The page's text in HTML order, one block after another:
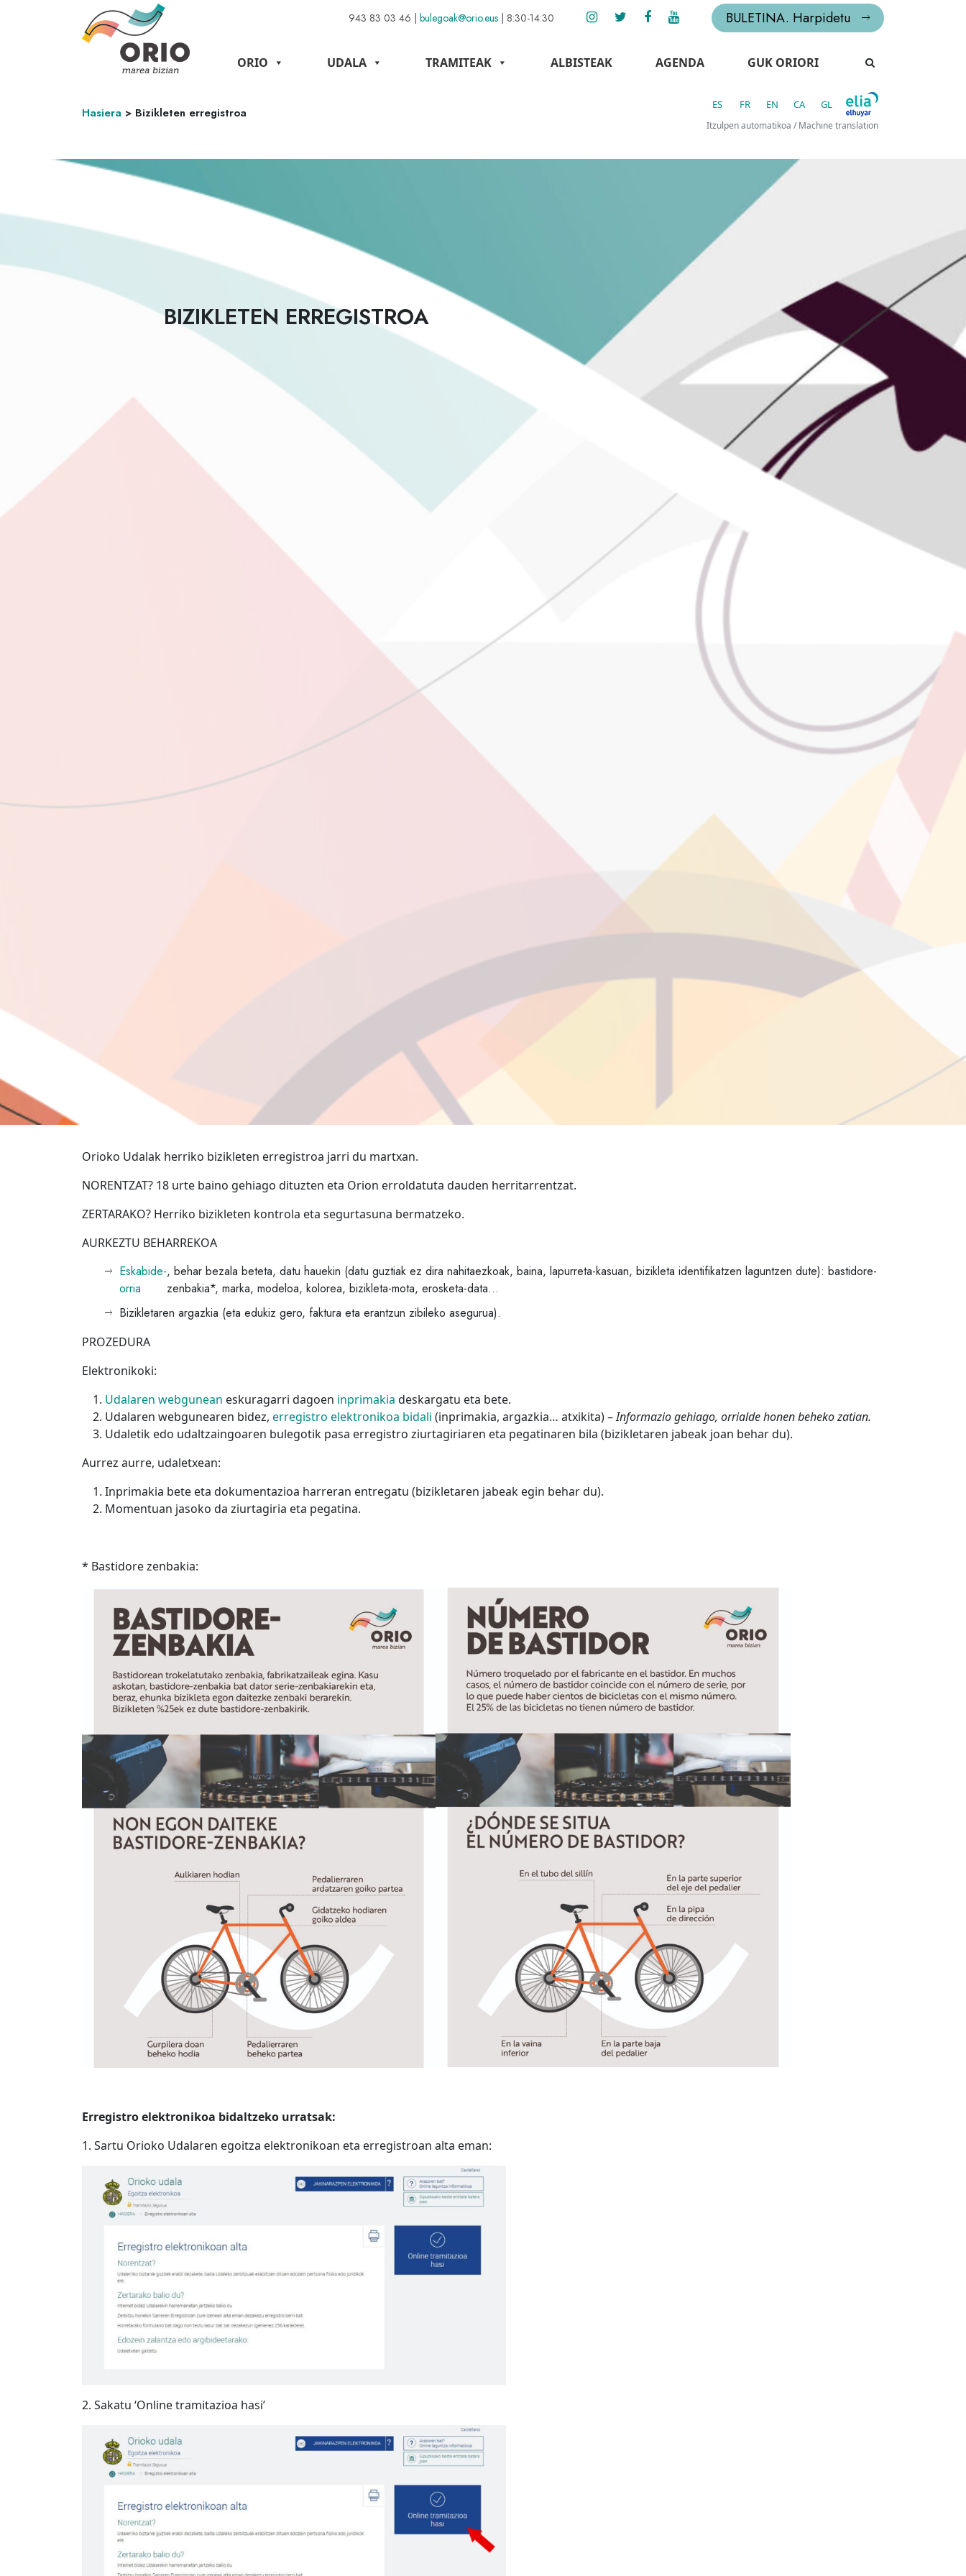
943 83 03 46 | bulegoak@orio.eus | 8:30-14:30 BULETINA. Harpidetu
ORIO UDALA TRAMITEAK ALBISTEAK AGENDA GUK ORIORI
Hasiera > Bizikleten erregistroa
ES FR EN CA GL
Itzulpen automatikoa / Machine translation
BIZIKLETEN ERREGISTROA
Orioko Udalak herriko bizikleten erregistroa jarri du martxan.
NORENTZAT? 18 urte baino gehiago dituzten eta Orion erroldatuta dauden herritarrentzat.
ZERTARAKO? Herriko bizikleten kontrola eta segurtasuna bermatzeko.
AURKEZTU BEHARREKOA
Eskabide-
orria
, behar bezala beteta, datu hauekin (datu guztiak ez dira nahitaezkoak, baina, lapurreta-kasuan, bizikleta identifikatzen laguntzen dute): bastidore-
zenbakia*, marka, modeloa, kolorea, bizikleta-mota, erosketa-data…
Bizikletaren argazkia (eta edukiz gero, faktura eta erantzun zibileko asegurua).
PROZEDURA
Elektronikoki:
Udalaren webgunean eskuragarri dagoen inprimakia deskargatu eta bete.
Udalaren webgunearen bidez, erregistro elektronikoa bidali (inprimakia, argazkia… atxikita) –Informazio gehiago, orrialde honen beheko zatian.
Udaletik edo udaltzaingoaren bulegotik pasa erregistro ziurtagiriaren eta pegatinaren bila (bizikletaren jabeak joan behar du).
Aurrez aurre, udaletxean:
Inprimakia bete eta dokumentazioa harreran entregatu (bizikletaren jabeak egin behar du).
Momentuan jasoko da ziurtagiria eta pegatina.
* Bastidore zenbakia:
Erregistro elektronikoa bidaltzeko urratsak:
1. Sartu Orioko Udalaren egoitza elektronikoan eta erregistroan alta eman:
2. Sakatu ‘Online tramitazioa hasi’